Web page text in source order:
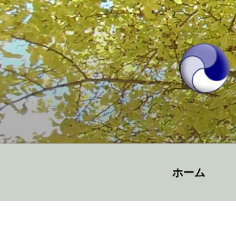
コ
ン
テ
ン
ツ
へ
ス
キ
ホーム